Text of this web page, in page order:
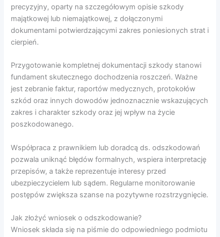
precyzyjny, oparty na szczegółowym opisie szkody
majątkowej lub niemajątkowej, z dołączonymi
dokumentami potwierdzającymi zakres poniesionych strat i
cierpień.
Przygotowanie kompletnej dokumentacji szkody stanowi
fundament skutecznego dochodzenia roszczeń. Ważne
jest zebranie faktur, raportów medycznych, protokołów
szkód oraz innych dowodów jednoznacznie wskazujących
zakres i charakter szkody oraz jej wpływ na życie
poszkodowanego.
Współpraca z prawnikiem lub doradcą ds. odszkodowań
pozwala uniknąć błędów formalnych, wspiera interpretację
przepisów, a także reprezentuje interesy przed
ubezpieczycielem lub sądem. Regularne monitorowanie
postępów zwiększa szanse na pozytywne rozstrzygnięcie.
Jak złożyć wniosek o odszkodowanie?
Wniosek składa się na piśmie do odpowiedniego podmiotu